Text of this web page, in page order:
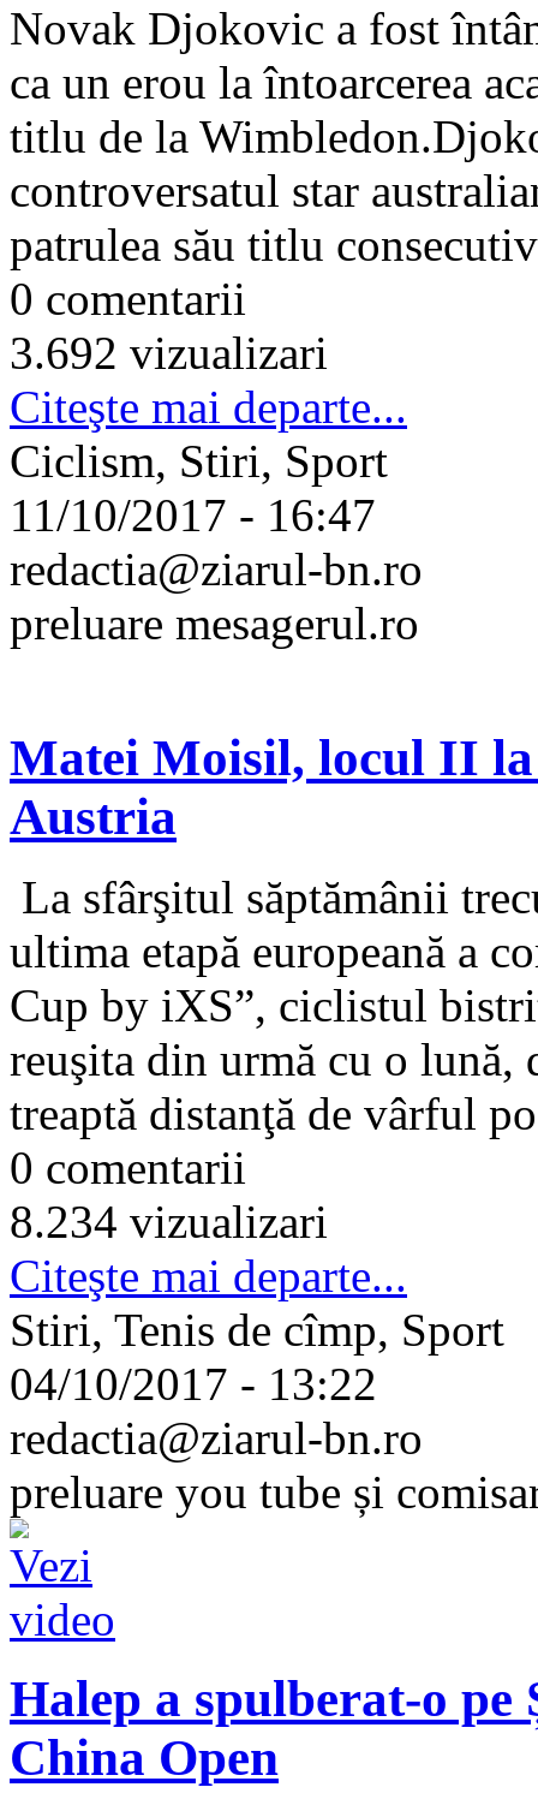
Novak Djokovic a fost
ca un erou la întoarcerea
titlu de la
controversatul star
patrulea său titlu
0 comentarii
3.692 vizualizari
Citeşte mai departe...
Ciclism, Stiri, Sport
11/10/2017 - 16:47
redactia@ziarul-bn.ro
preluare mesagerul.ro
Matei Moisil, locul II
Austria
La sfârşitul săptămânii
ultima etapă europeană a
Cup by iXS”, ciclistul
reuşita din urmă cu o lună,
treaptă distanţă de vârful
0 comentarii
8.234 vizualizari
Citeşte mai departe...
Stiri, Tenis de cîmp, Sport
04/10/2017 - 13:22
redactia@ziarul-bn.ro
preluare you tube și
Halep a spulberat-o
China Open